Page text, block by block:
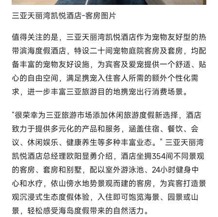
三亚天丽湾凯悦酒店-客房图片
值得关注的是，三亚天丽湾凯悦酒店作为宠物友好型的热
带滨海度假酒店，特设二十间宠物庭院客房及套房，均配
备丰富的宠物友好设施，为宾客及爱宠提供一个舒适、贴
心的自由空间，满足携宠入住客人所需的额外个性化需
求，进一步丰富三亚旅游目的地携宠出行消费场景。
“很荣幸为三亚旅游市场添加休闲旅游度假新选择，酒店
致力于提供多元化的产品和服务，涵盖住宿、餐饮、会
议、休闲娱乐、健康养生等多种丰富业态。” 三亚天丽湾
凯悦酒店总经理欧阳显勇介绍，酒店坐拥354间不同景观
的客房、套房和别墅，配以室外游泳池、24小时健身中
心和水疗，依山傍水地势景观而建的客房，为宾客打造景
观沉浸式生态度假体验，入住即可饱览海景、园景或山
景，轻松感受海岛度假带来的自然活力。